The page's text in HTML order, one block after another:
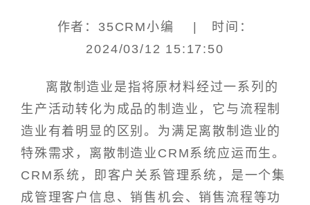
作者：35CRM小编 | 时间：
2024/03/12 15:17:50
离散制造业是指将原材料经过一系列的
生产活动转化为成品的制造业，它与流程制
造业有着明显的区别。为满足离散制造业的
特殊需求，离散制造业CRM系统应运而生。
CRM系统，即客户关系管理系统，是一个集
成管理客户信息、销售机会、销售流程等功